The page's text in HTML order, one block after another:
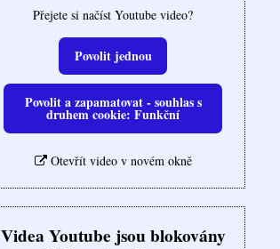
Přejete si načíst Youtube video?
Povolit jednou
Povolit a zapamatovat - souhlas s
druhem cookie: Funkční
Otevřít video v novém okně
Videa Youtube jsou blokovány